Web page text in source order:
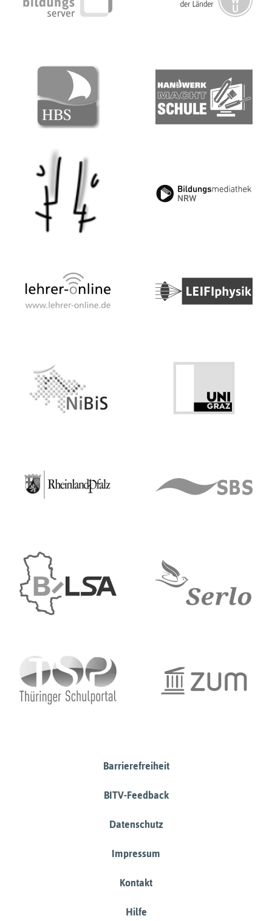
Barrierefreiheit
BITV-Feedback
Datenschutz
Impressum
Kontakt
Hilfe